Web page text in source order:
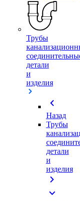
Трубы
детали
и
изделия
chevron_left
Назад
Трубы
детали
и
изделия
chevron_right
expand_more